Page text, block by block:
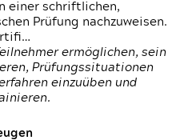
einer schriftlichen,
Prüfung nachzuweisen.
ermöglichen, sein
Prüfungssituationen
einzuüben und